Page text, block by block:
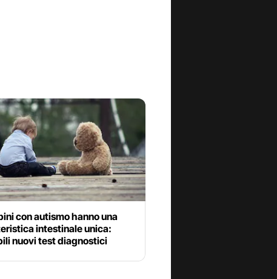
con autismo hanno una
intestinale unica:
nuovi test diagnostici